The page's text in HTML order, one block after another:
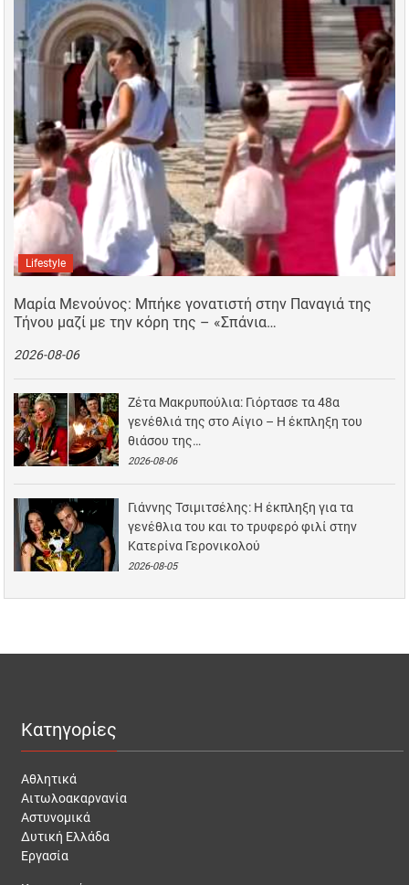
Lifestyle
Μαρία Μενούνος: Μπήκε γονατιστή στην Παναγιά της
Τήνου μαζί με την κόρη της – «Σπάνια…
2026-08-06
Ζέτα Μακρυπούλια: Γιόρτασε τα 48α
γενέθλιά της στο Αίγιο – Η έκπληξη του
θιάσου της…
2026-08-06
Γιάννης Τσιμιτσέλης: Η έκπληξη για τα
γενέθλια του και το τρυφερό φιλί στην
Κατερίνα Γερονικολού
2026-08-05
Κατηγορίες
Αθλητικά
Αιτωλοακαρνανία
Αστυνομικά
Δυτική Ελλάδα
Εργασία